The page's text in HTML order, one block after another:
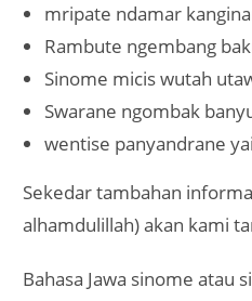
mripate ndamar
Rambute ngembang
Sinome micis wutah
Swarane ngombak
wentise panyandrane
Sekedar tambahan
alhamdulillah) akan kami
Bahasa Jawa sinome atau